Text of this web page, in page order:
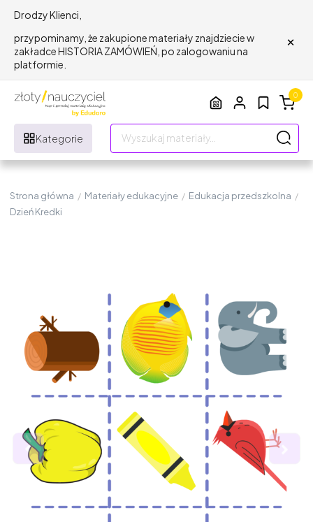
Drodzy Klienci,
przypominamy, że zakupione materiały znajdziecie w
zakładce HISTORIA ZAMÓWIEŃ, po zalogowaniu na
platformie.
×
Kategorie
0
Strona główna / Materiały edukacyjne / Edukacja przedszkolna /
Dzień Kredki